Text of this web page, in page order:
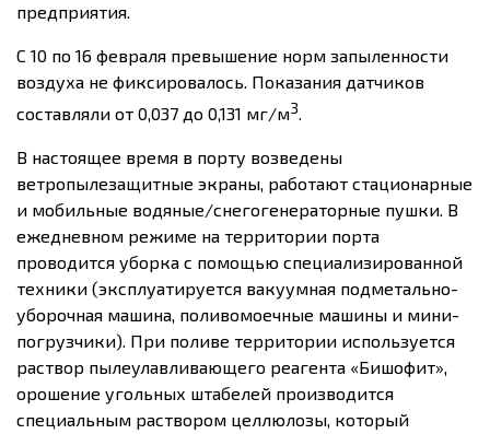
предприятия.
С 10 по 16 февраля превышение норм запыленности
воздуха не фиксировалось. Показания датчиков
составляли от 0,037 до 0,131 мг/м3.
В настоящее время в порту возведены
ветропылезащитные экраны, работают стационарные
и мобильные водяные/снегогенераторные пушки. В
ежедневном режиме на территории порта
проводится уборка с помощью специализированной
техники (эксплуатируется вакуумная подметально-
уборочная машина, поливомоечные машины и мини-
погрузчики). При поливе территории используется
раствор пылеулавливающего реагента «Бишофит»,
орошение угольных штабелей производится
специальным раствором целлюлозы, который